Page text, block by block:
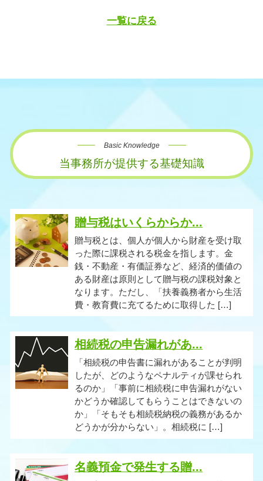
一覧に戻る
Basic Knowledge
当事務所が提供する基礎知識
贈与税はいくらからか...
贈与税とは、個人が個人から財産を受け取
った際に課税される税金を指します。金
銭・不動産・有価証券など、経済的価値の
ある財産は原則として贈与税の課税対象と
なります。ただし、「扶養義務者から生活
費・教育費に充てるために取得した […]
相続税の申告漏れがあ...
「相続税の申告書に漏れがあることが判明
したが、どのようなペナルティが課せられ
るのか」「事前に相続税に申告漏れがない
かどうか確認してもらうことはできないの
か」「そもそも相続税納税の義務があるか
どうかが分からない」。相続税に […]
名義預金で発生する贈...